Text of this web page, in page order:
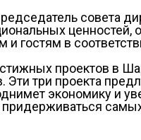
совета
ценностей,
и гостям в
проектов в
Эти три проекта
экономику и
самых